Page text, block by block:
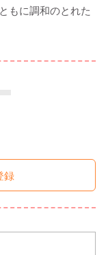
もに調和のとれた
録